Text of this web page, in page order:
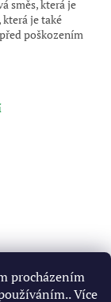
procházením
Více
směs, která je
je také
poškozením
- do 50